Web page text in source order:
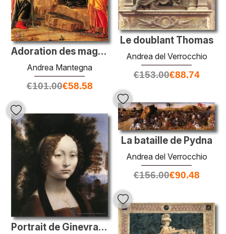
Adoration des mages
Andrea Mantegna
€101.00€58.58
Le doublant Thomas
Andrea del Verrocchio
€153.00€88.74
La bataille de Pydna
Andrea del Verrocchio
€156.00€90.48
Portrait de Ginevra Benci